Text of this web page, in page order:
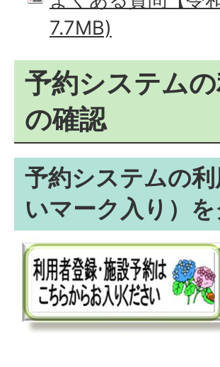
7.7MB)
予約システム
の確認
予約システムの
いマーク入り）